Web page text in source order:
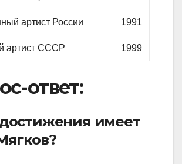
артист России 1991
артист СССР 1999
ответ:
имеет